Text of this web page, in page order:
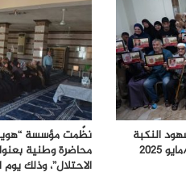
النكبة نظّمت مؤسسة
محاضرة وطنية